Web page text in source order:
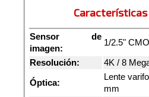
Características
Sensor de
imagen:
1/2.5"
Resolución:
4K / 8
Óptica:
Lente
mm